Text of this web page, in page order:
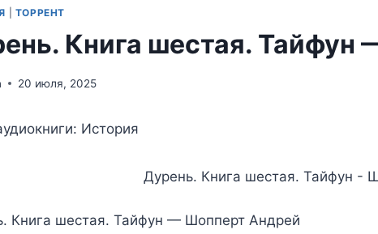
ТОРРЕНТ
Книга шестая. Тайфун
20 июля, 2025
История
Книга шестая. Тайфун — Шопперт Андрей